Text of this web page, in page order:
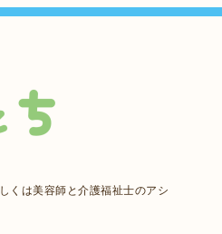
くは美容師と介護福祉士のアシ